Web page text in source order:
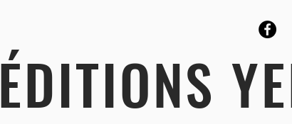
ÉDITIONS